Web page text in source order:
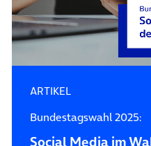
ARTIKEL
Bundestagswahl 2025:
Social Media im